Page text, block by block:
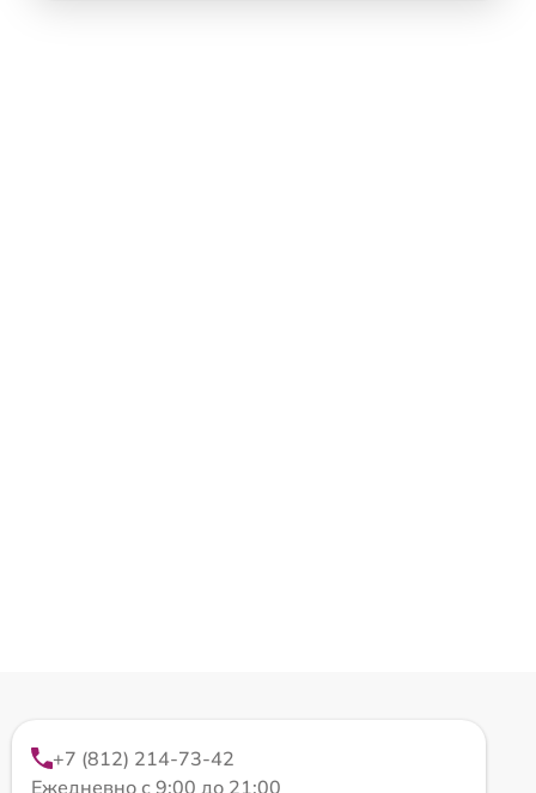
+7 (812) 214-73-42
Ежедневно с 9:00 до 21:00